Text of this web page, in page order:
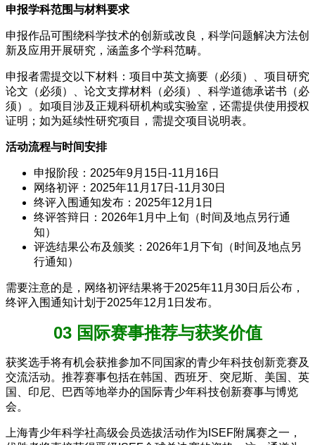
申报学科范围与材料要求
申报作品可围绕科学技术的创新或改良，科学问题解决方法创
新及应用开展研究，涵盖多个学科范畴。
申报者需提交以下材料：项目中英文摘要（必须）、项目研究
论文（必须）、论文支撑材料（必须）、科学道德承诺书（必
须）。如项目涉及正规科研机构或实验室，还需提供使用授权
证明；如为延续性研究项目，需提交项目说明表。
活动流程与时间安排
申报阶段：2025年9月15日-11月16日
网络初评：2025年11月17日-11月30日
终评入围通知发布：2025年12月1日
终评答辩日：2026年1月中上旬（时间及地点另行通
知）
评选结果公布及颁奖：2026年1月下旬（时间及地点另
行通知）
需要注意的是，网络初评结果将于2025年11月30日后公布，
终评入围通知计划于2025年12月1日发布。
03 国际赛事推荐与获奖价值
获奖选手将有机会获推参加不同国家的青少年科技创新竞赛及
交流活动。推荐赛事包括在韩国、西班牙、突尼斯、美国、英
国、印尼、巴西等地举办的国际青少年科技创新赛事与博览
会。
上海青少年科学社高级会员选拔活动作为ISEF附属赛之一，